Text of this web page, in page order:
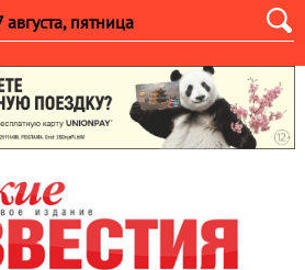
августа, пятница